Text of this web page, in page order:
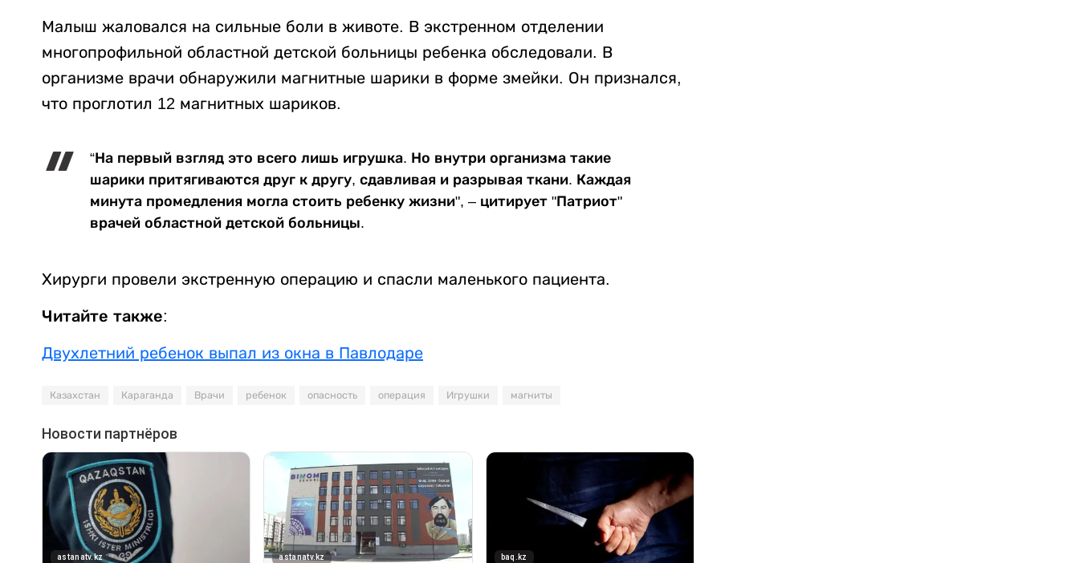
Малыш жаловался на сильные боли в животе. В экстренном отделении
многопрофильной областной детской больницы ребенка обследовали. В
организме врачи обнаружили магнитные шарики в форме змейки. Он признался,
что проглотил 12 магнитных шариков.
“На первый взгляд это всего лишь игрушка. Но внутри организма такие
шарики притягиваются друг к другу, сдавливая и разрывая ткани. Каждая
минута промедления могла стоить ребенку жизни", – цитирует "Патриот"
врачей областной детской больницы.
Хирурги провели экстренную операцию и спасли маленького пациента.
Читайте также:
Двухлетний ребенок выпал из окна в Павлодаре
Казахстан Караганда Врачи ребенок опасность операция Игрушки магниты